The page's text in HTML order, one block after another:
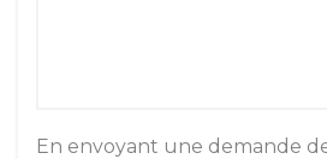
En envoyant une demande